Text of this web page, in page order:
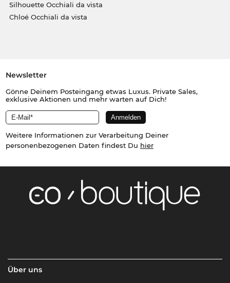
Silhouette Occhiali da vista
Chloé Occhiali da vista
Newsletter
Gönne Deinem Posteingang etwas Luxus. Private Sales,
exklusive Aktionen und mehr warten auf Dich!
Weitere Informationen zur Verarbeitung Deiner
personenbezogenen Daten findest Du hier
Über uns